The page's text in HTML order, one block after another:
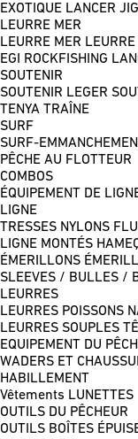
EXOTIQUE LANCER
LEURRE MER
LEURRE MER
EGI
ROCKFISHING
SOUTENIR
SOUTENIR LEGER
TENYA TRAÎNE
SURF
SURF-
PÊCHE AU FLOTTEUR
COMBOS
ÉQUIPEMENT DE
LIGNE
TRESSES NYLONS
LIGNE MONTÉS
ÉMERILLONS
SLEEVES / BULLES /
LEURRES
LEURRES POISSONS
LEURRES SOUPLES
EQUIPEMENT DU
WADERS ET
HABILLEMENT
Vêtements LUNETTES
OUTILS DU PÊCHEUR
OUTILS BOÎTES